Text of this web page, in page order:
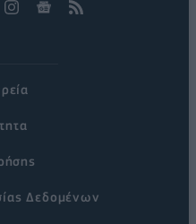
Δεδομένων